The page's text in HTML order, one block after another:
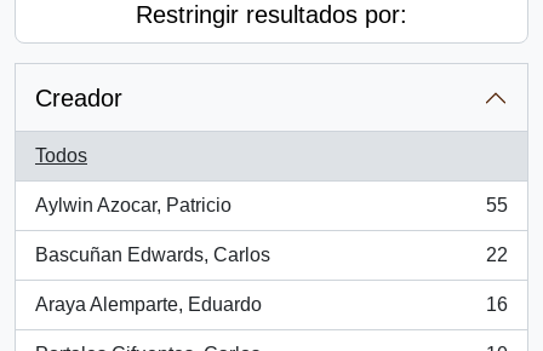
Restringir resultados por:
Creador
Todos
Aylwin Azocar, Patricio
, 55 resultados
55
Bascuñan Edwards, Carlos
, 22 resultados
22
Araya Alemparte, Eduardo
, 16 resultados
16